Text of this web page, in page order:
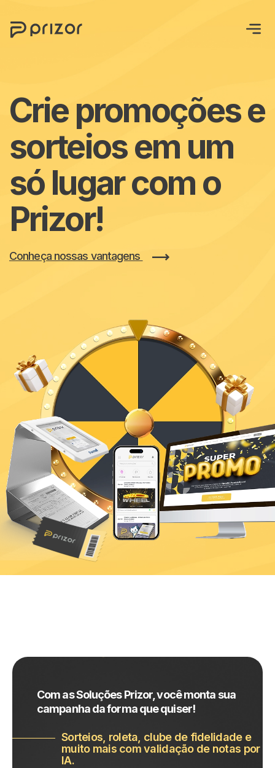
Soluções
Blog
Cases
Contato
Crie promoções e
sorteios em um
só lugar com o
Prizor!
Conheça nossas vantagens
Com as Soluções Prizor, você monta sua
campanha da forma que quiser!
Sorteios, roleta, clube de fidelidade e
muito mais com validação de notas por
IA.